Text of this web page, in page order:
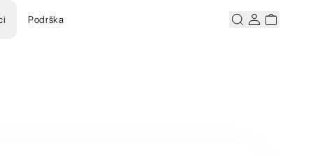
Podrška PretražiKorisnicki